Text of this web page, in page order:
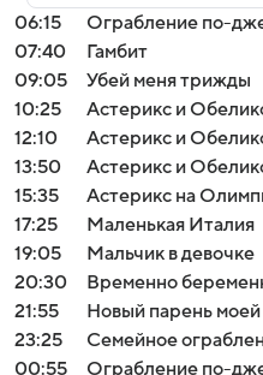
06:15
Ограбление по-
07:40
Гамбит
09:05
Убей меня трижды
10:25
Астерикс и
12:10
Астерикс и
13:50
Астерикс и
15:35
Астерикс на
17:25
Маленькая Италия
19:05
Мальчик в девочке
20:30
Временно
21:55
Новый парень
23:25
Семейное
00:55
Ограбление по-